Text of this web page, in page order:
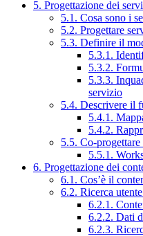
5. Progettazione dei
5.1. Cosa sono i
5.2. Progettare
5.3. Definire il
5.3.1.
5.3.2.
5.3.3.
servizio
5.4. Descrivere il
5.4.1.
5.4.2.
5.5. Co-
5.5.1.
6. Progettazione dei
6.1. Cos’è il
6.2. Ricerca
6.2.1.
6.2.2. Dati
6.2.3.